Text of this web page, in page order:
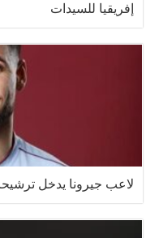
إفريقيا للسيدات
لاعب جيرونا يدخل